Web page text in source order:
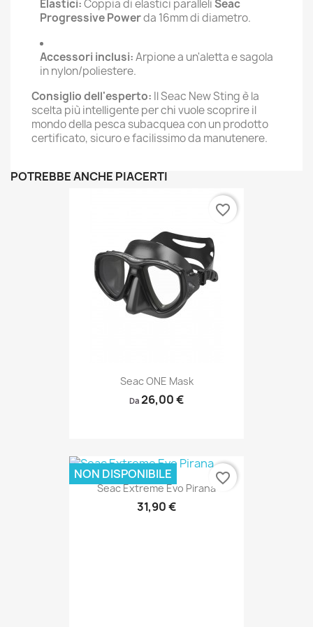
Elastici:Coppia di elastici paralleliSeac
Progressive Powerda 16mm di diametro.
Accessori inclusi:Arpione a un'aletta e sagola
in nylon/poliestere.
Consiglio dell'esperto: Il Seac New Sting è la
scelta più intelligente per chi vuole scoprire il
mondo della pesca subacquea con un prodotto
certificato, sicuro e facilissimo da manutenere.
POTREBBE ANCHE PIACERTI
Seac ONE Mask
Da 26,00 €
favorite_border
Seac Extreme Evo Pirana
31,90 €
NON DISPONIBILE favorite_border